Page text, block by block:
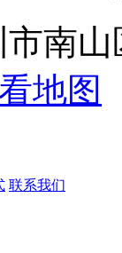
南
地图
联系我们